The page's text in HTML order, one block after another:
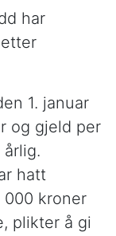
har
1. januar
og gjeld per
hatt
000 kroner
plikter å gi